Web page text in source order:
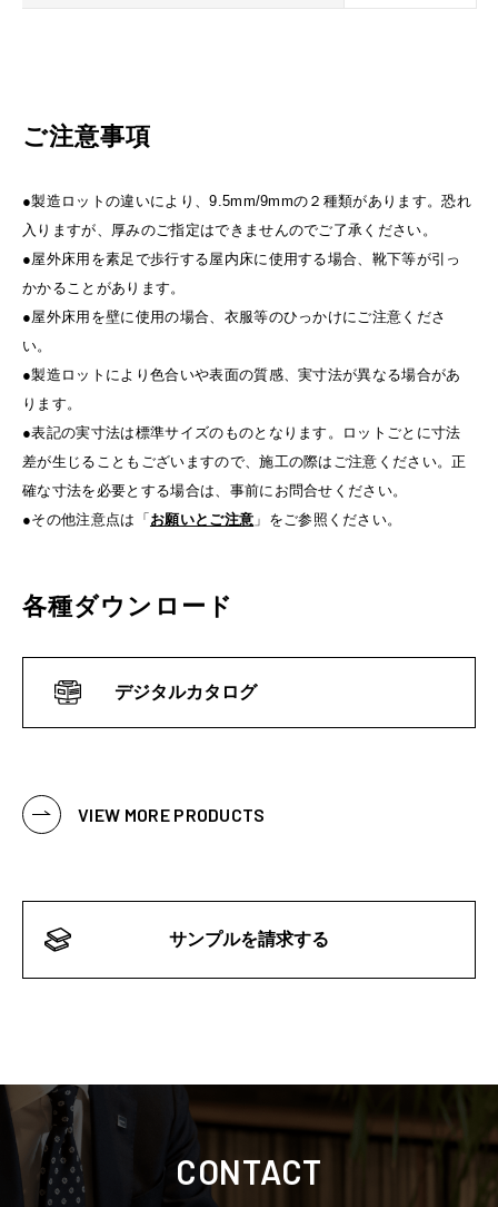
ご注意事項
●製造ロットの違いにより、9.5mm/9mmの２種類があります。恐れ
入りますが、厚みのご指定はできませんのでご了承ください。
●屋外床用を素足で歩行する屋内床に使用する場合、靴下等が引っ
かかることがあります。
●屋外床用を壁に使用の場合、衣服等のひっかけにご注意くださ
い。
●製造ロットにより色合いや表面の質感、実寸法が異なる場合があ
ります。
●表記の実寸法は標準サイズのものとなります。ロットごとに寸法
差が生じることもございますので、施工の際はご注意ください。正
確な寸法を必要とする場合は、事前にお問合せください。
●その他注意点は「お願いとご注意 」をご参照ください。
各種ダウンロード
デジタルカタログ
VIEW MORE PRODUCTS
サンプルを請求する
CONTACT